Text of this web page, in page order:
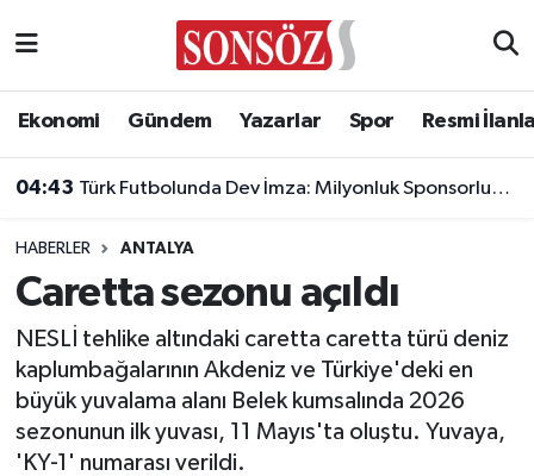
Ekonomi Gündem Yazarlar Spor Resmi
04:43 Türk Futbolunda Dev İmza: Milyonluk Sponsorluk Anlaşması Uzatıldı!
HABERLER ANTALYA
Caretta sezonu açıldı
NESLİ tehlike altındaki caretta caretta türü deniz
kaplumbağalarının Akdeniz ve Türkiye'deki en
büyük yuvalama alanı Belek kumsalında 2026
sezonunun ilk yuvası, 11 Mayıs'ta oluştu. Yuvaya,
'KY-1' numarası verildi.
Asayiş
Çevre
Diğer
Dünya
Ankara Nöbetçi Eczaneler
Ankara Trafik Yoğunluk Haritası
Süper Lig Puan Durumu ve Fikstür
Tüm Manşetler
Son Dakika Haberleri